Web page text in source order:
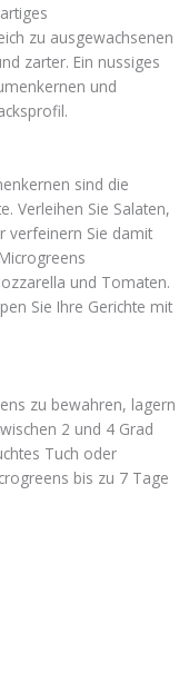
zu ausgewachsenen
zarter. Ein nussiges
und
sind die
Verleihen Sie Salaten,
verfeinern Sie damit
und Tomaten.
Sie Ihre Gerichte mit
zu bewahren, lagern
2 und 4 Grad
Tuch oder
bis zu 7 Tage